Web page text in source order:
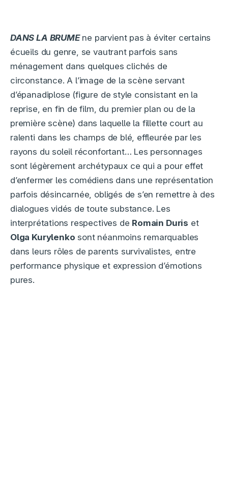
DANS LA BRUMEne parvient pas à éviter certains
écueils du genre, se vautrant parfois sans
ménagement dans quelques clichés de
circonstance. A l’image de la scène servant
d’épanadiplose (figure de style consistant en la
reprise, en fin de film, du premier plan ou de la
première scène) dans laquelle la fillette court au
ralenti dans les champs de blé, effleurée par les
rayons du soleil réconfortant… Les personnages
sont légèrement archétypaux ce qui a pour effet
d’enfermer les comédiens dans une représentation
parfois désincarnée, obligés de s’en remettre à des
dialogues vidés de toute substance. Les
interprétations respectives de Romain Duris et
Olga Kurylenko sont néanmoins remarquables
dans leurs rôles de parents survivalistes, entre
performance physique et expression d’émotions
pures.